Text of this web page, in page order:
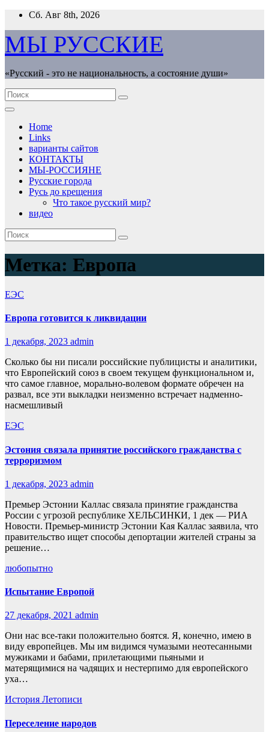
Перейти
содержимому
Сб. Авг 8th, 2026
МЫ РУССКИЕ
«Русский - это не национальность, а состояние души»
Home
Links
варианты сайтов
КОНТАКТЫ
МЫ-РОССИЯНЕ
Русские города
Русь до крещения
Что такое русский мир?
видео
Метка: Европа
ЕЭС
Европа готовится к ликвидации
1 декабря, 2023 admin
Сколько бы ни писали российские публицисты и аналитики,
что Европейский союз в своем текущем функциональном и,
что самое главное, морально-волевом формате обречен на
развал, все эти выкладки неизменно встречает надменно-
насмешливый
ЕЭС
Эстония связала принятие российского гражданства с
терроризмом
1 декабря, 2023 admin
Премьер Эстонии Каллас связала принятие гражданства
России с угрозой республике ХЕЛЬСИНКИ, 1 дек — РИА
Новости. Премьер-министр Эстонии Кая Каллас заявила, что
правительство ищет способы депортации жителей страны за
решение…
любопытно
Испытание Европой
27 декабря, 2021 admin
Они нас все-таки положительно боятся. Я, конечно, имею в
виду европейцев. Мы им видимся чумазыми неотесанными
мужиками и бабами, прилетающими пьяными и
матерящимися на чадящих и нестерпимо для европейского
уха…
История Летописи
Переселение народов